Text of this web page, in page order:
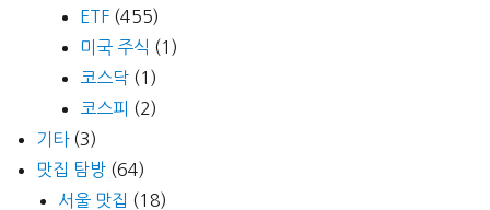
ETF (455)
미국 주식 (1)
코스닥 (1)
코스피 (2)
기타(3)
맛집 탐방 (64)
서울 맛집 (18)